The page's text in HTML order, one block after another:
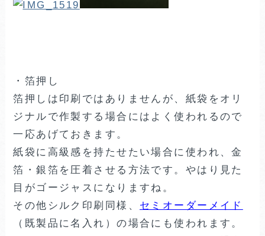
・箔押し
箔押しは印刷ではありませんが、紙袋をオリ
ジナルで作製する場合にはよく使われるので
一応あげておきます。
紙袋に高級感を持たせたい場合に使われ、金
箔・銀箔を圧着させる方法です。やはり見た
目がゴージャスになりますね。
その他シルク印刷同様、 セミオーダーメイド
（既製品に名入れ）の場合にも使われます。